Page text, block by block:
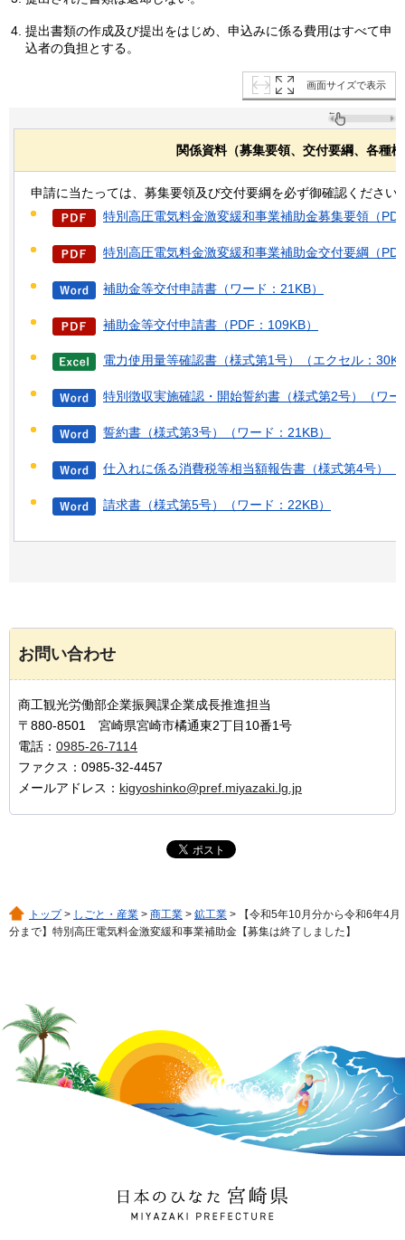
提出書類の作成及び提出をはじめ、申込みに係る費用はすべて申
込者の負担とする。
画面サイズで表示
関係資料（募集要領、交付要綱、各種
申請に当たっては、募集要領及び交付要綱を必ず御確認ください
特別高圧電気料金激変緩和事業補助金募集要領（
特別高圧電気料金激変緩和事業補助金交付要綱（
補助金等交付申請書（ワード：21KB）
補助金等交付申請書（PDF：109KB）
電力使用量等確認書（様式第1号）（エクセル：
特別徴収実施確認・開始誓約書（様式第2号）（ワー
誓約書（様式第3号）（ワード：21KB）
仕入れに係る消費税等相当額報告書（様式第4号）
請求書（様式第5号）（ワード：22KB）
お問い合わせ
商工観光労働部企業振興課企業成長推進担当
〒880-8501 宮崎県宮崎市橘通東2丁目10番1号
電話： 0985-26-7114
ファクス：0985-32-4457
メールアドレス： kigyoshinko@pref.miyazaki.lg.jp
トップ> しごと・産業 > 商工業 > 鉱工業 > 【令和5年10月分から令和6年4月
分まで】特別高圧電気料金激変緩和事業補助金【募集は終了しました】
日本のひなた 宮崎県
MIYAZAKI PREFECTURE